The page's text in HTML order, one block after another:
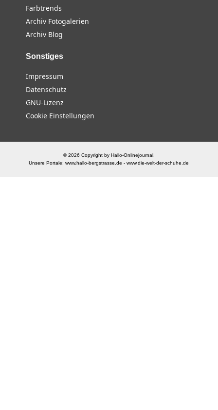
Farbtrends
Archiv Fotogalerien
Archiv Blog
Sonstiges
Impressum
Datenschutz
GNU-Lizenz
Cookie Einstellungen
© 2026 Copyright by Hallo-Onlinejournal.
Unsere Portale:www.hallo-bergstrasse.de -www.die-welt-der-schuhe.de